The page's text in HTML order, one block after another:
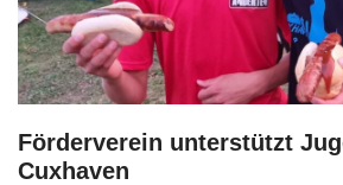
Förderverein unterstützt
Cuxhaven